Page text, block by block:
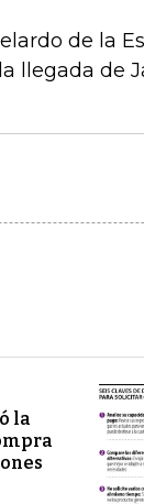
de la
llegada de
la